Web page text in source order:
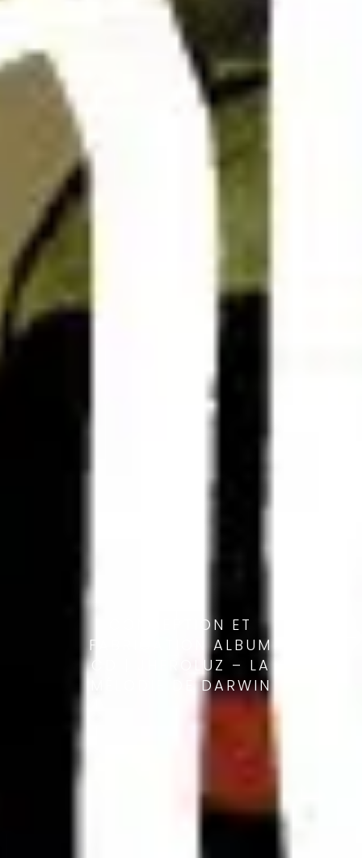
CONCEPTION ET
FABRICATION ALBUM
CD | JHEROLUZ – LA
MÉLODIE DE DARWIN